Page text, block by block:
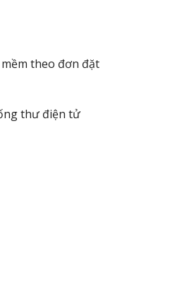
theo đơn đặt
thư điện tử